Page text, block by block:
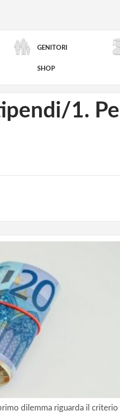
GENITORI
SHOP
RICERCA AVANZATA
1.
dilemma riguarda il criterio